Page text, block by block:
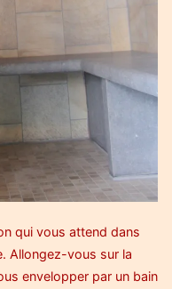
qui vous attend dans
Allongez-vous sur la
envelopper par un bain